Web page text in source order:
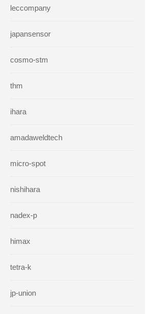
leccompany
japansensor
cosmo-stm
thm
ihara
amadaweldtech
micro-spot
nishihara
nadex-p
himax
tetra-k
jp-union